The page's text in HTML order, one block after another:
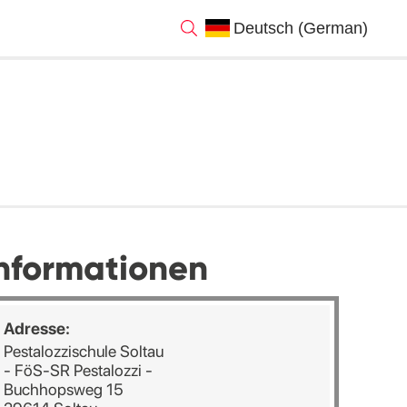
Adresse:
Pestalozzischule Soltau
- FöS-SR Pestalozzi -
Buchhopsweg 15